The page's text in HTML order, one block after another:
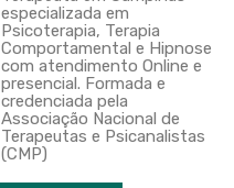
especializada em
Psicoterapia, Terapia
Comportamental e Hipnose
com atendimento Online e
presencial. Formada e
credenciada pela
Associação Nacional de
Terapeutas e Psicanalistas
(CMP)